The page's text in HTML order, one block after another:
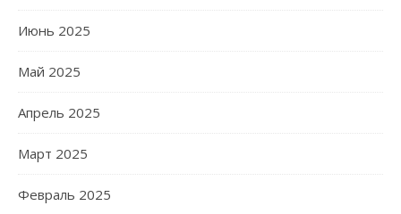
Июнь 2025
Май 2025
Апрель 2025
Март 2025
Февраль 2025